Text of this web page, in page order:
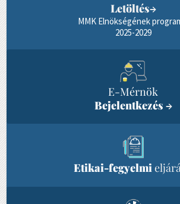
Letöltés→
MMK Elnökségének
2025-2029
E-Mérnök
Bejelentkezés →
Etikai-fegyelmi